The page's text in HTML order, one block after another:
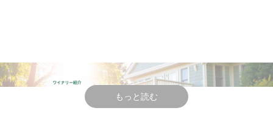
仏産樽(新樽比率30%)にて16ヶ月間熟成。
無濾過でボトリング
: 70 ケース
もっと読む